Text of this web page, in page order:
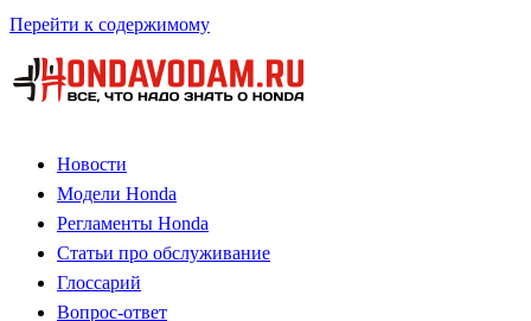
Перейти к содержимому
Новости
Модели Honda
Регламенты Honda
Статьи про обслуживание
Глоссарий
Вопрос-ответ